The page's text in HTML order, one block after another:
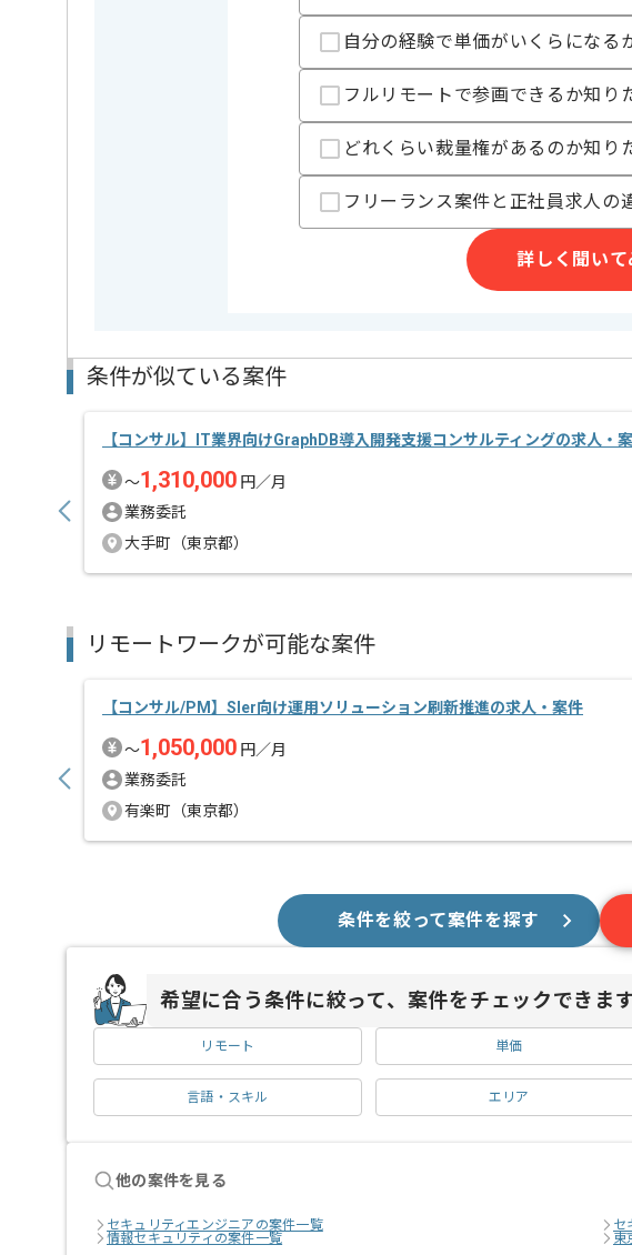
精算基準時間
140時間〜180時間
支払いサイト
15日
企業の安定性と成長性を担保する独自の経営戦略のもと、2005年の創業
・SOC対策組織の立ち上げに携われる。
・幅広い業界や事業に対してのセキュリティ経験を積むことができる。
・国内だけでなくグローバルにセキュリティ担当として携われる。
・経営陣との距離感も近く、スピード感を持って提案から展開まで実行可
システム本部に所属する部署のため、開発エンジニアとの連携も取れる環
自分の経験で単価がいくらになる
フルリモートで参画できるか知り
どれくらい裁量権があるのか知り
フリーランス案件と正社員求人の
詳しく聞いて
条件が似ている案件
【コンサル】IT業界向けGraphDB導入開発支援コンサルティングの求人・
〜1,310,000 円／月
業務委託
大手町（東京都）
リモートワークが可能な案件
【コンサル/PM】SIer向け運用ソリューション刷新推進の求人・案件
〜1,050,000 円／月
業務委託
有楽町（東京都）
条件を絞って案件を探す
希望に合う条件に絞って、案件をチェックできます
リモート 単価
言語・スキル エリア
他の案件を見る
セキュリティエンジニアの案件一覧
セ
情報セキュリティの案件一覧
東